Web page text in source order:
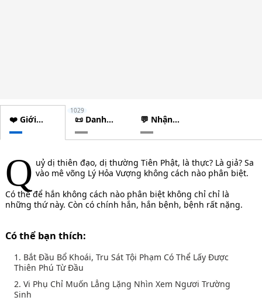
❤️ Giới
thiệu
📜 Danh
sách
chương
1029
💬 Nhận
xét
Q uỷ dị thiên đạo, dị thường Tiên Phật, là thực? Là giả? Sa
vào mê võng Lý Hỏa Vượng không cách nào phân biệt.
Có thể để hắn không cách nào phân biệt không chỉ chỉ là
những thứ này. Còn có chính hắn, hắn bệnh, bệnh rất nặng.
Có thể bạn thích:
1. Bắt Đầu Bổ Khoái, Tru Sát Tội Phạm Có Thể Lấy Được
Thiên Phú Từ Đầu
2. Vi Phụ Chỉ Muốn Lẳng Lặng Nhìn Xem Ngươi Trường
Sinh